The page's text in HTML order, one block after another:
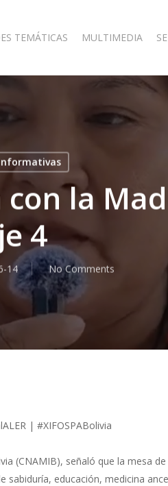
TEMÁTICAS MULTIMEDIA
la
4
14 No Comments
| #XIFOSPABolivia
(CNAMIB), señaló que la mesa
educación, medicina